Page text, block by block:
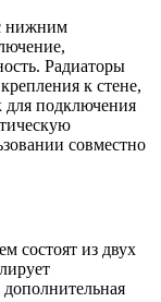
нижним
Радиаторы
к стене,
для подключения
совместно
состоят из двух